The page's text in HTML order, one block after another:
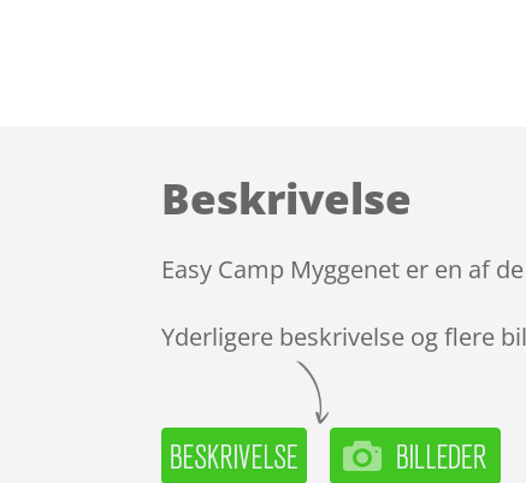
Beskrivelse
Easy Camp Myggenet er en af
Yderligere beskrivelse og flere